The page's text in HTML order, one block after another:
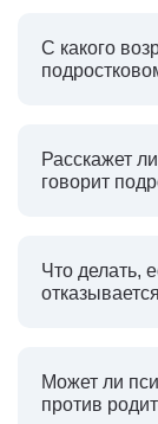
С какого
Расскажет
говорит
Что делать,
Может ли
против